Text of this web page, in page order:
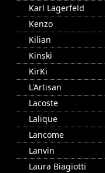
Karl Lagerfeld
Kenzo
Kilian
Kinski
KirKi
L'Artisan
Lacoste
Lalique
Lancome
Lanvin
Laura Biagiotti